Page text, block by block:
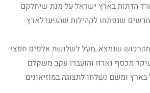
הדתות בארץ ישראל על מנת שיחלקם
שנפתחו לקהילות שהגיעו לארץ
נאספו מהרכוש שנמצא ,מעל לשלושת אלפים חפצי
מכסף נארזו והועברו עקב משקלם
בארץ ומשם נשלחו לתצוגה במוזיאונים